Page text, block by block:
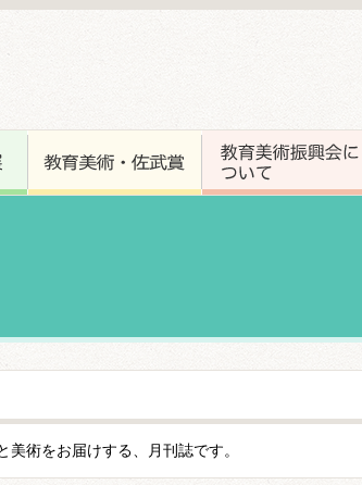
術をお届けする、月刊誌です。